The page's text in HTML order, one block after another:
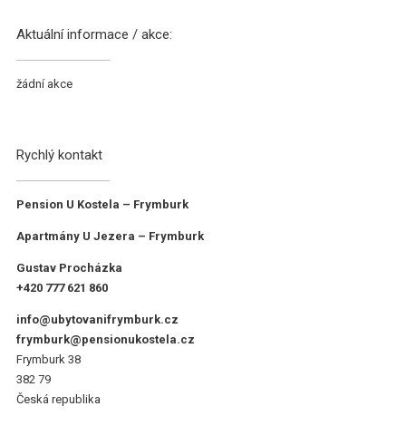
Aktuální informace / akce:
žádní akce
Rychlý kontakt
Pension U Kostela – Frymburk
Apartmány U Jezera – Frymburk
Gustav Procházka
+420 777 621 860
info@ubytovanifrymburk.cz
frymburk@pensionukostela.cz
Frymburk 38
382 79
Česká republika